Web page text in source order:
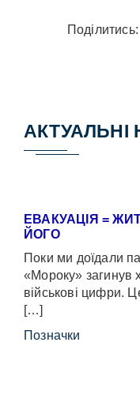
Поділитись:
ЕВАКУАЦІЯ =
ЙОГО
Поки ми доїдали
«Мороку» загинув
військові цифри.
[…]
Позначки